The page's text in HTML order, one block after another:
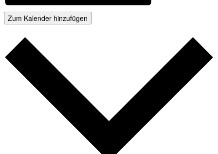
Zum Kalender hinzufügen